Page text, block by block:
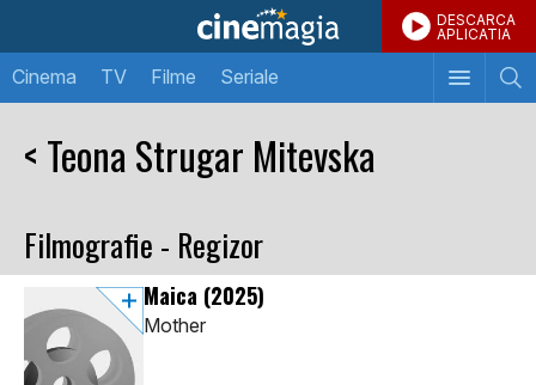
DESCARCA
APLICATIA
Cinema TV Filme Seriale
< Teona Strugar Mitevska
Filmografie - Regizor
Maica (2025)
Mother